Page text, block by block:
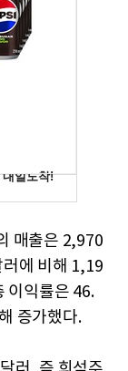
매출은 2,970
에 비해 1,19
이익률은 46.
증가했다.